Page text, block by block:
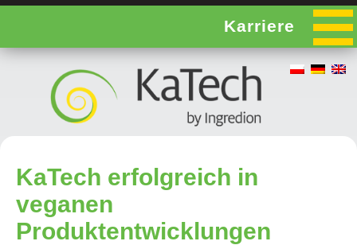
Karriere
KaTech erfolgreich in
veganen
Produktentwicklungen